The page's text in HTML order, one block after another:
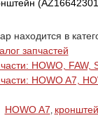
находится в
запчастей
HOWO, FAW,
HOWO A7,
HOWO A7